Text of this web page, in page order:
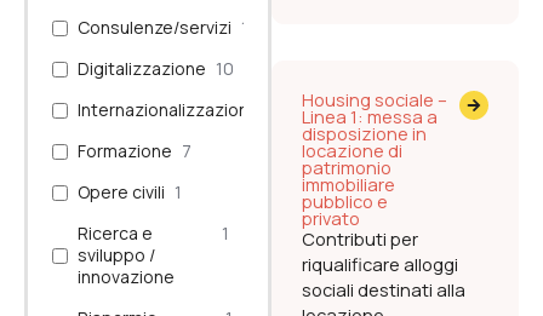
Consulenze/servizi 10
Digitalizzazione 10
Internazionalizzazione
Formazione 7
Opere civili 1
Ricerca e
sviluppo /
innovazione
1
Housing sociale –
Linea 1: messa a
disposizione in
locazione di
patrimonio
immobiliare
pubblico e
privato
Contributi per
riqualificare alloggi
sociali destinati alla